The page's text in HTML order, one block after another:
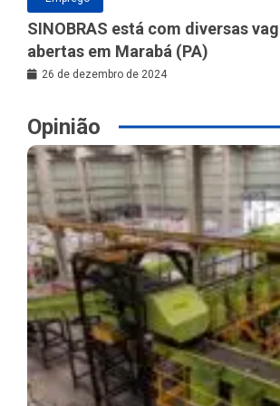
SINOBRAS está com diversas
abertas em Marabá (PA)
26 de dezembro de 2024
Opinião